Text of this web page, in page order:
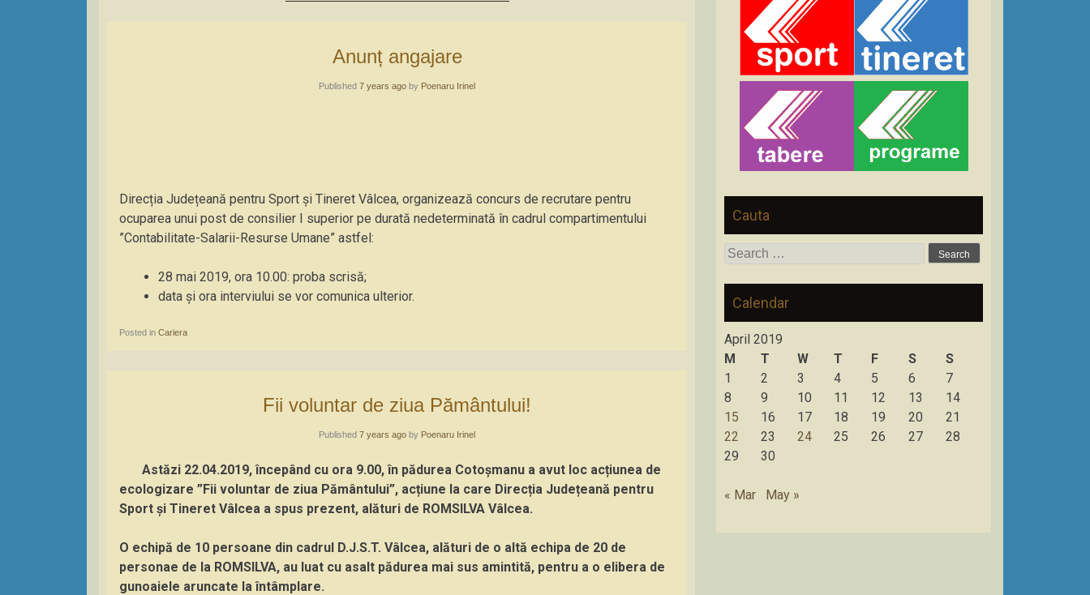
Anunț angajare
Published 7 years ago by Poenaru Irinel
Direcția Județeană pentru Sport și Tineret Vâlcea, organizează concurs de recrutare pentru
ocuparea unui post de consilier I superior pe durată nedeterminată în cadrul compartimentului
”Contabilitate-Salarii-Resurse Umane” astfel:
28 mai 2019, ora 10.00: proba scrisă;
data și ora interviului se vor comunica ulterior.
Posted in Cariera
Fii voluntar de ziua Pământului!
Published 7 years ago by Poenaru Irinel
Astăzi 22.04.2019, începând cu ora 9.00, în pădurea Cotoșmanu a avut loc acțiunea de
ecologizare ”Fii voluntar de ziua Pământului”, acțiune la care Direcția Județeană pentru
Sport și Tineret Vâlcea a spus prezent, alături de ROMSILVA Vâlcea.
O echipă de 10 persoane din cadrul D.J.S.T. Vâlcea, alături de o altă echipa de 20 de
personae de la ROMSILVA, au luat cu asalt pădurea mai sus amintită, pentru a o elibera de
gunoaiele aruncate la întâmplare.
Cauta
Search
Calendar
April 2019
M
T W T F S
S
1
2 3 4 5 6
7
8
9 10 11 12 13
14
15
16 17 18 19 20
21
22
23 24 25 26 27
28
29
30
« Mar May »